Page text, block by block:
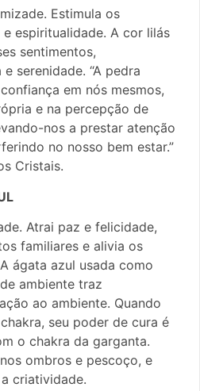
Estimula os
espiritualidade. A cor lilás
sentimentos,
serenidade. “A pedra
em nós mesmos,
e na percepção de
nos a prestar atenção
no nosso bem estar.”
Cristais.
Atrai paz e felicidade,
familiares e alivia os
ágata azul usada como
ambiente traz
ao ambiente. Quando
seu poder de cura é
o chakra da garganta.
ombros e pescoço, e
criatividade.